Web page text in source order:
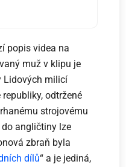
popis videa na
muž v klipu je
Lidových milicí
odtržené
strojovému
do angličtiny lze
zbraň byla
dílů“ a je jediná,